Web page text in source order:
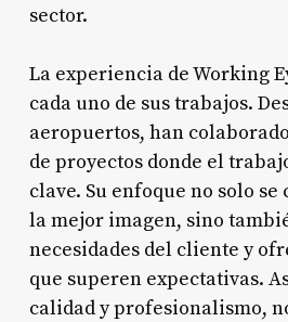
sector.
La experiencia de Working
cada uno de sus trabajos.
aeropuertos, han
de proyectos donde el
clave. Su enfoque no solo
la mejor imagen, sino
necesidades del cliente y
que superen expectativas.
calidad y profesionalismo,